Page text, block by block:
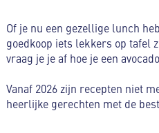
Of je nu een gezellige lunch
goedkoop iets lekkers op tafel
vraag je je af hoe je een
Vanaf 2026 zijn recepten niet
heerlijke gerechten met de